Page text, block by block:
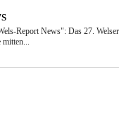
Report News": Das 27.